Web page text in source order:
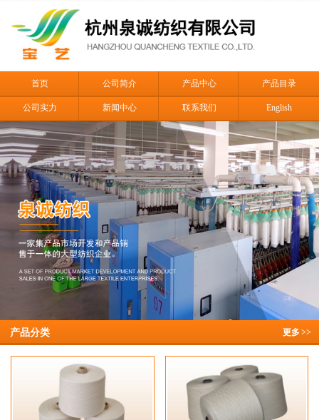
首页 公司简介 产品中心 产品目录
公司实力 新闻中心 联系我们 English
更多>>
产品分类